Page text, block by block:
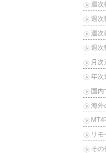
週次
週次
週次
週次
月次
年次
国
海外
MT4
リ
その